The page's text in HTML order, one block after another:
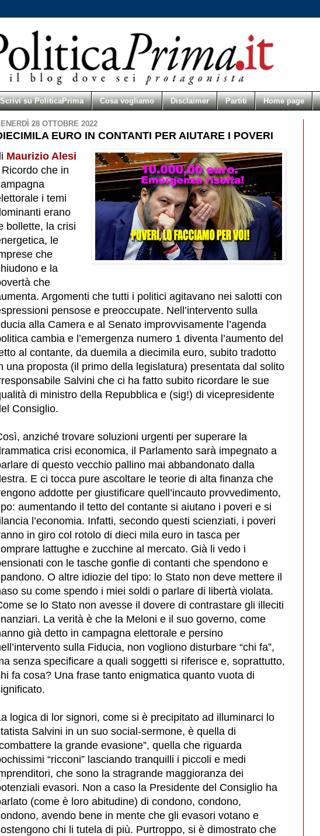
Scrivi su PoliticaPrima Cosa vogliamo Disclaimer Partiti Home page
28 OTTOBRE 2022
EURO IN CONTANTI PER AIUTARE I POVERI
Maurizio Alesi
che in
i temi
erano
bollette, la crisi
le
che
e la
che
Argomenti che tutti i politici agitavano nei salotti con
pensose e preoccupate. Nell’intervento sulla
alla Camera e al Senato improvvisamente l’agenda
cambia e l’emergenza numero 1 diventa l’aumento del
al contante, da duemila a diecimila euro, subito tradotto
una proposta (il primo della legislatura) presentata dal solito
Salvini che ci ha fatto subito ricordare le sue
di ministro della Repubblica e (sig!) di vicepresidente
Consiglio.
anziché trovare soluzioni urgenti per superare la
crisi economica, il Parlamento sarà impegnato a
di questo vecchio pallino mai abbandonato dalla
E ci tocca pure ascoltare le teorie di alta finanza che
addotte per giustificare quell’incauto provvedimento,
aumentando il tetto del contante si aiutano i poveri e si
l’economia. Infatti, secondo questi scienziati, i poveri
in giro col rotolo di dieci mila euro in tasca per
lattughe e zucchine al mercato. Già li vedo i
con le tasche gonfie di contanti che spendono e
O altre idiozie del tipo: lo Stato non deve mettere il
su come spendo i miei soldi o parlare di libertà violata.
se lo Stato non avesse il dovere di contrastare gli illeciti
La verità è che la Meloni e il suo governo, come
già detto in campagna elettorale e persino
sulla Fiducia, non vogliono disturbare “chi fa”,
senza specificare a quali soggetti si riferisce e, soprattutto,
fa cosa? Una frase tanto enigmatica quanto vuota di
logica di lor signori, come si è precipitato ad illuminarci lo
Salvini in un suo social-sermone, è quella di
la grande evasione”, quella che riguarda
“ricconi” lasciando tranquilli i piccoli e medi
che sono la stragrande maggioranza dei
evasori. Non a caso la Presidente del Consiglio ha
(come è loro abitudine) di condono, condono,
avendo bene in mente che gli evasori votano e
chi li tutela di più. Purtroppo, si è dimostrato che